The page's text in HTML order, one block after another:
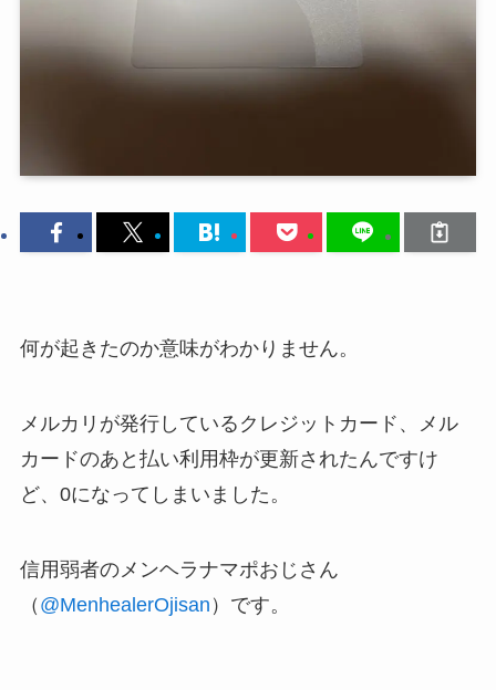
何が起きたのか意味がわかりません。
メルカリが発行しているクレジットカード、メル
カードのあと払い利用枠が更新されたんですけ
ど、0になってしまいました。
信用弱者のメンヘラナマポおじさん
（ @MenhealerOjisan ）です。